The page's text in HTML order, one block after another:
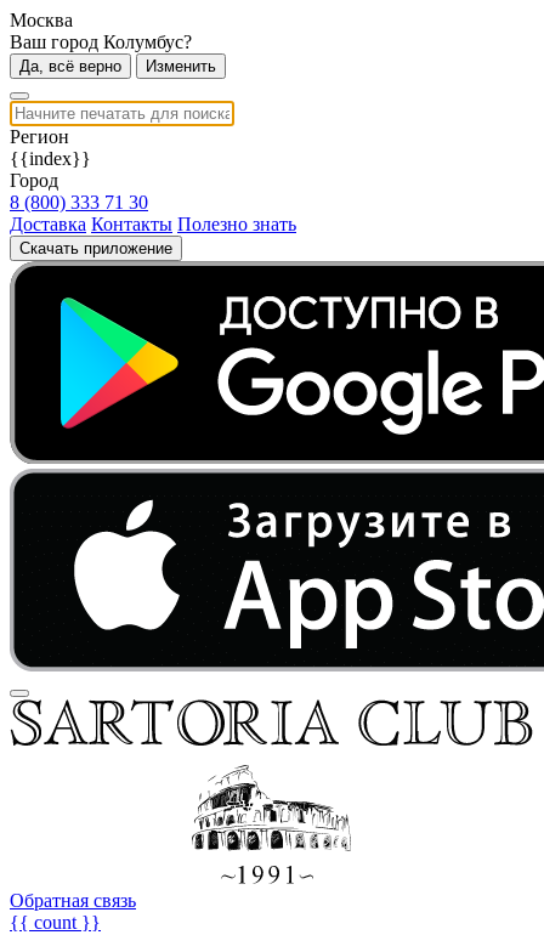
Москва
Ваш город Колумбус?
Да, всё верно Изменить
Регион
{{index}}
Город
8 (800) 333 71 30
Доставка Контакты Полезно знать
Скачать приложение
Обратная связь
{{ count }}